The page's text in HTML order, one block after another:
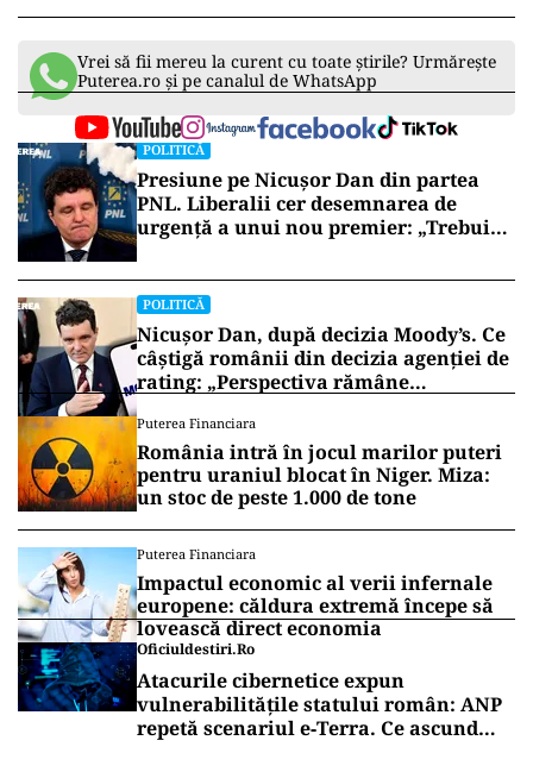
Vrei să fii mereu la curent cu toate știrile? Urmărește
Puterea.ro și pe canalul de WhatsApp
POLITICĂ
Presiune pe Nicușor Dan din partea
PNL. Liberalii cer desemnarea de
urgență a unui nou premier: „Trebuie
POLITICĂ
Nicușor Dan, după decizia Moody’s. Ce
câștigă românii din decizia agenției de
rating: „Perspectiva rămâne
Puterea Financiara
România intră în jocul marilor puteri
pentru uraniul blocat în Niger. Miza:
un stoc de peste 1.000 de tone
Puterea Financiara
Impactul economic al verii infernale
europene: căldura extremă începe să
lovească direct economia
Oficiuldestiri.ro
Atacurile cibernetice expun
vulnerabilitățile statului român: ANP
repetă scenariul e‑Terra. Ce ascund